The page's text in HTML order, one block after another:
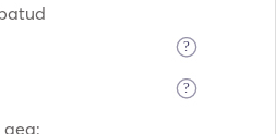
?
?
aeg: